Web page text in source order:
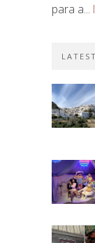
para a...